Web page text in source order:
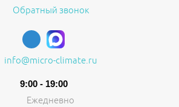
Обратный звонок
info@micro-climate.ru
9:00 - 19:00
Ежедневно